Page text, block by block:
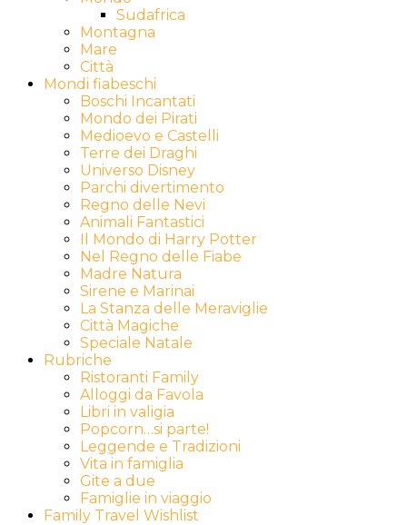
Sudafrica
Montagna
Mare
Città
Mondi fiabeschi
Boschi Incantati
Mondo dei Pirati
Medioevo e Castelli
Terre dei Draghi
Universo Disney
Parchi divertimento
Regno delle Nevi
Animali Fantastici
Il Mondo di Harry Potter
Nel Regno delle Fiabe
Madre Natura
Sirene e Marinai
La Stanza delle Meraviglie
Città Magiche
Speciale Natale
Rubriche
Ristoranti Family
Alloggi da Favola
Libri in valigia
Popcorn…si parte!
Leggende e Tradizioni
Vita in famiglia
Gite a due
Famiglie in viaggio
Family Travel Wishlist